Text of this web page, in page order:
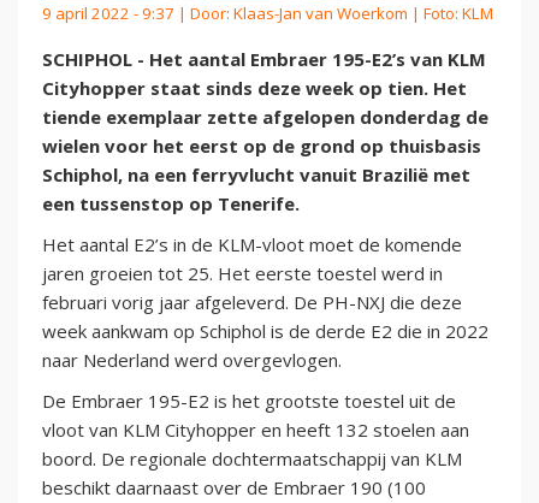
9 april 2022 - 9:37 | Door: Klaas-Jan van Woerkom | Foto: KLM
SCHIPHOL - Het aantal Embraer 195-E2’s van KLM
Cityhopper staat sinds deze week op tien. Het
tiende exemplaar zette afgelopen donderdag de
wielen voor het eerst op de grond op thuisbasis
Schiphol, na een ferryvlucht vanuit Brazilië met
een tussenstop op Tenerife.
Het aantal E2’s in de KLM-vloot moet de komende
jaren groeien tot 25. Het eerste toestel werd in
februari vorig jaar afgeleverd. De PH-NXJ die deze
week aankwam op Schiphol is de derde E2 die in 2022
naar Nederland werd overgevlogen.
De Embraer 195-E2 is het grootste toestel uit de
vloot van KLM Cityhopper en heeft 132 stoelen aan
boord. De regionale dochtermaatschappij van KLM
beschikt daarnaast over de Embraer 190 (100